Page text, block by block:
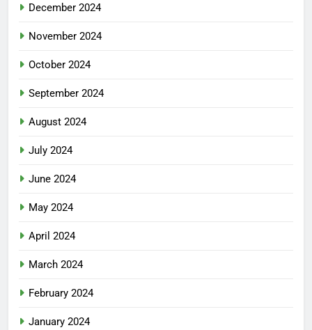
December 2024
November 2024
October 2024
September 2024
August 2024
July 2024
June 2024
May 2024
April 2024
March 2024
February 2024
January 2024